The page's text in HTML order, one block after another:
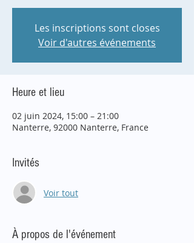
Les inscriptions sont closes
Voir d'autres événements
Heure et lieu
02 juin 2024, 15:00 – 21:00
Nanterre, 92000 Nanterre, France
Invités
Voir tout
À propos de l'événement